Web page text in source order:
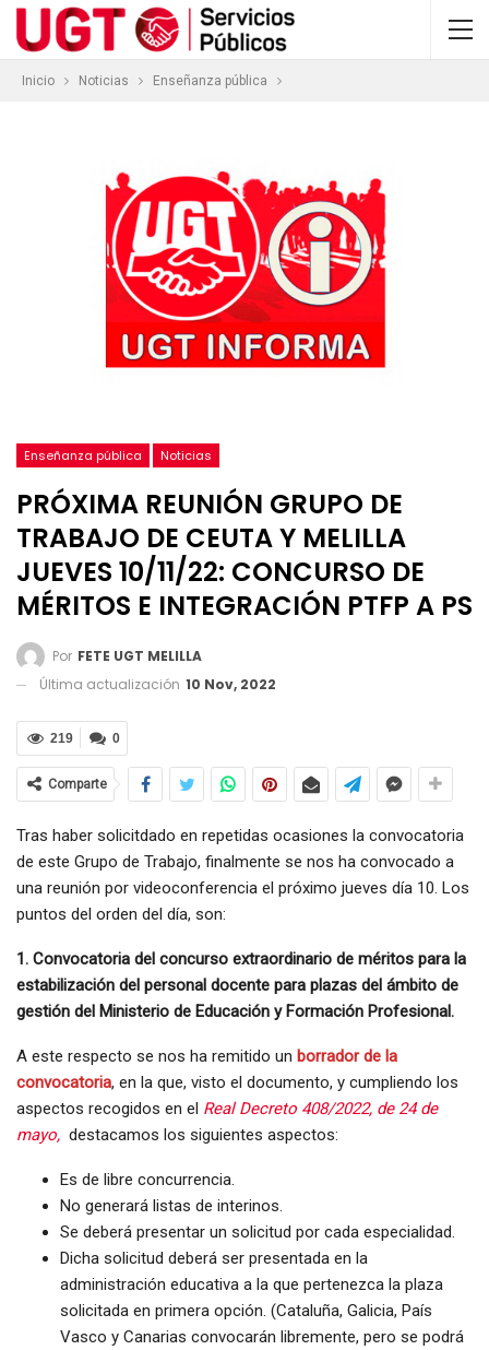
Inicio Noticias Enseñanza pública
Enseñanza pública Noticias
PRÓXIMA REUNIÓN GRUPO DE
TRABAJO DE CEUTA Y MELILLA
JUEVES 10/11/22: CONCURSO DE
MÉRITOS E INTEGRACIÓN PTFP A PS
Por FETE UGT MELILLA
Última actualización 10 Nov, 2022
0
219
Comparte
Tras haber solicitdado en repetidas ocasiones la convocatoria
de este Grupo de Trabajo, finalmente se nos ha convocado a
una reunión por videoconferencia el próximo jueves día 10. Los
puntos del orden del día, son:
1. Convocatoria del concurso extraordinario de méritos para la
estabilización del personal docente para plazas del ámbito de
gestión del Ministerio de Educación y Formación Profesional.
A este respecto se nos ha remitido un borrador de la
convocatoria, en la que, visto el documento, y cumpliendo los
aspectos recogidos en el Real Decreto 408/2022, de 24 de
mayo, destacamos los siguientes aspectos:
Es de libre concurrencia.
No generará listas de interinos.
Se deberá presentar un solicitud por cada especialidad.
Dicha solicitud deberá ser presentada en la
administración educativa a la que pertenezca la plaza
solicitada en primera opción. (Cataluña, Galicia, País
Vasco y Canarias convocarán libremente, pero se podrá